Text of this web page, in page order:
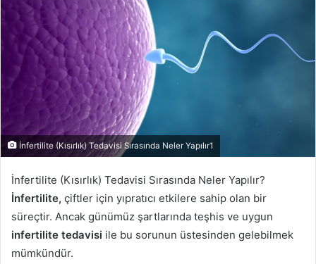
İnfertilite (Kısırlık) Tedavisi Sırasında Neler Yapılır1
İnfertilite (Kısırlık) Tedavisi Sırasında Neler Yapılır?
İnfertilite, çiftler için yıpratıcı etkilere sahip olan bir
süreçtir. Ancak günümüz şartlarında teşhis ve uygun
infertilite tedavisi ile bu sorunun üstesinden gelebilmek
mümkündür.